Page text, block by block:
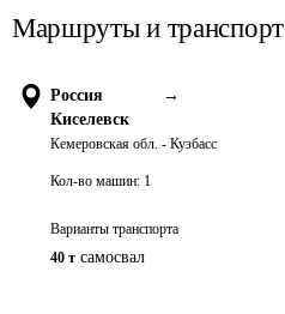
Маршруты и транспорт
Россия
→
Киселевск
Кемеровская обл. - Кузбасс
Кол-во машин: 1
Варианты транспорта
40 т самосвал